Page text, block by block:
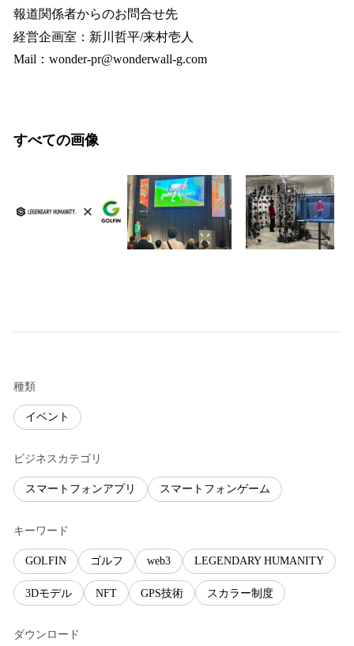
報道関係者からのお問合せ先
経営企画室：新川哲平/来村壱人
Mail：wonder-pr@wonderwall-g.com
すべての画像
種類
イベント
ビジネスカテゴリ
スマートフォンアプリ スマートフォンゲーム
キーワード
GOLFIN ゴルフ web3 LEGENDARY HUMANITY
3Dモデル NFT GPS技術 スカラー制度
ダウンロード